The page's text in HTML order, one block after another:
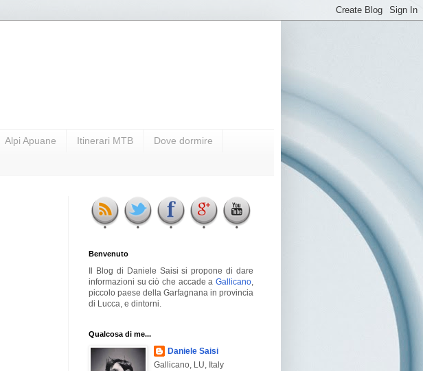
Alpi Apuane Itinerari MTB Dove dormire
Benvenuto
Il Blog di Daniele Saisi si propone di dare
informazioni su ciò che accade a Gallicano
piccolo paese della Garfagnana in provincia
di Lucca, e dintorni.
Qualcosa di me...
Daniele Saisi
Gallicano, LU, Italy